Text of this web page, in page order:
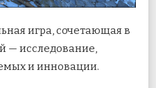
игра, сочетающая в
— исследование,
и инновации.